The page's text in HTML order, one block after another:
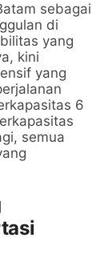
sebagai
di
yang
kini
yang
6
semua